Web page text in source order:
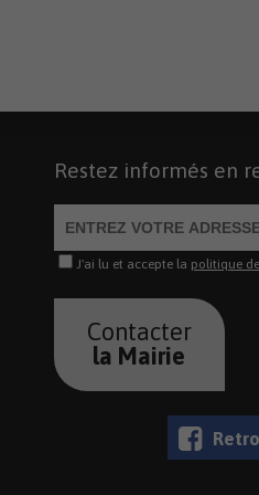
Restez informés en
J'ai lu et accepte la politique
Contacter
la Mairie